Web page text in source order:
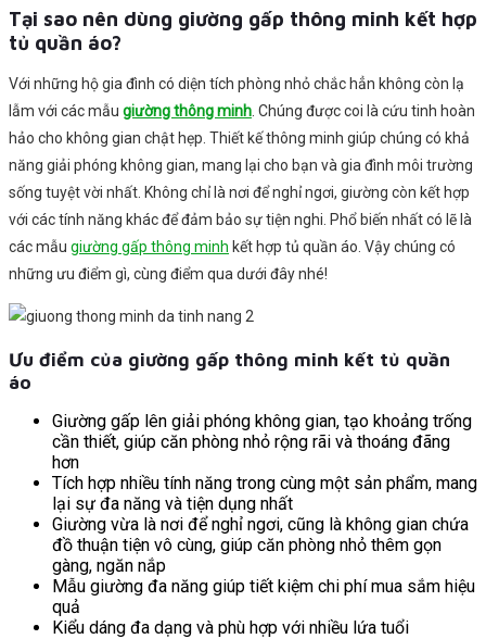
Tại sao nên dùng giường gấp thông minh kết hợp
tủ quần áo?
Với những hộ gia đình có diện tích phòng nhỏ chắc hẳn không còn lạ
lẫm với các mẫu giường thông minh . Chúng được coi là cứu tinh hoàn
hảo cho không gian chật hẹp. Thiết kế thông minh giúp chúng có khả
năng giải phóng không gian, mang lại cho bạn và gia đình môi trường
sống tuyệt vời nhất. Không chỉ là nơi để nghỉ ngơi, giường còn kết hợp
với các tính năng khác để đảm bảo sự tiện nghi. Phổ biến nhất có lẽ là
các mẫu giường gấp thông minh kết hợp tủ quần áo. Vậy chúng có
những ưu điểm gì, cùng điểm qua dưới đây nhé!
Ưu điểm của giường gấp thông minh kết tủ quần
áo
Giường gấp lên giải phóng không gian, tạo khoảng trống
cần thiết, giúp căn phòng nhỏ rộng rãi và thoáng đãng
hơn
Tích hợp nhiều tính năng trong cùng một sản phẩm, mang
lại sự đa năng và tiện dụng nhất
Giường vừa là nơi để nghỉ ngơi, cũng là không gian chứa
đồ thuận tiện vô cùng, giúp căn phòng nhỏ thêm gọn
gàng, ngăn nắp
Mẫu giường đa năng giúp tiết kiệm chi phí mua sắm hiệu
quả
Kiểu dáng đa dạng và phù hợp với nhiều lứa tuổi